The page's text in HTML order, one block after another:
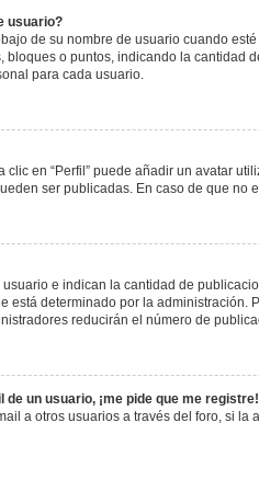
usuario?
de su nombre de usuario cuando
o puntos, indicando la
para cada usuario.
en “Perfil” puede añadir un avatar
ser publicadas. En caso de que
e indican la cantidad de
está determinado por la
reducirán el número de
un usuario, ¡me pide que me registre!
a otros usuarios a través del foro, si